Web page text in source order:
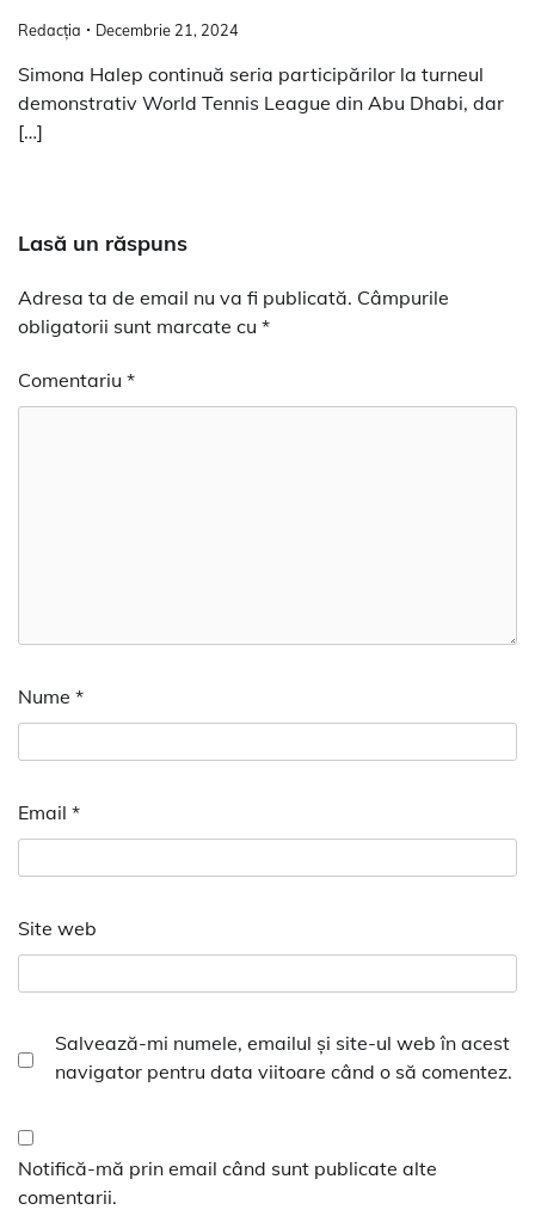
Redacția Decembrie 21, 2024
Simona Halep continuă seria participărilor la turneul
demonstrativ World Tennis League din Abu Dhabi, dar
[…]
Lasă un răspuns
Adresa ta de email nu va fi publicată. Câmpurile
obligatorii sunt marcate cu *
Comentariu *
Nume *
Email *
Site web
Salvează-mi numele, emailul și site-ul web în acest
navigator pentru data viitoare când o să comentez.
Notifică-mă prin email când sunt publicate alte
comentarii.